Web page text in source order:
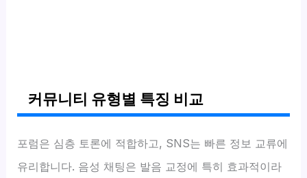
커뮤니티 유형별 특징 비교
포럼은 심층 토론에 적합하고, SNS는 빠른 정보 교류에
유리합니다. 음성 채팅은 발음 교정에 특히 효과적이라